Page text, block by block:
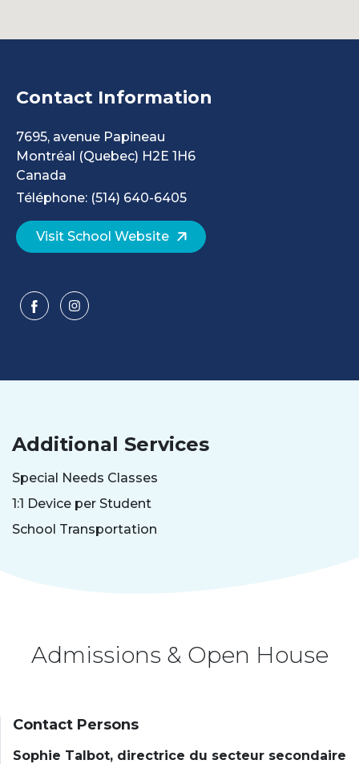
Contact Information
7695, avenue Papineau
Montréal (Quebec) H2E 1H6
Canada
Téléphone: (514) 640-6405
Visit School Website
Additional Services
Special Needs Classes
1:1 Device per Student
School Transportation
Admissions & Open House
Contact Persons
Sophie Talbot, directrice du secteur secondaire